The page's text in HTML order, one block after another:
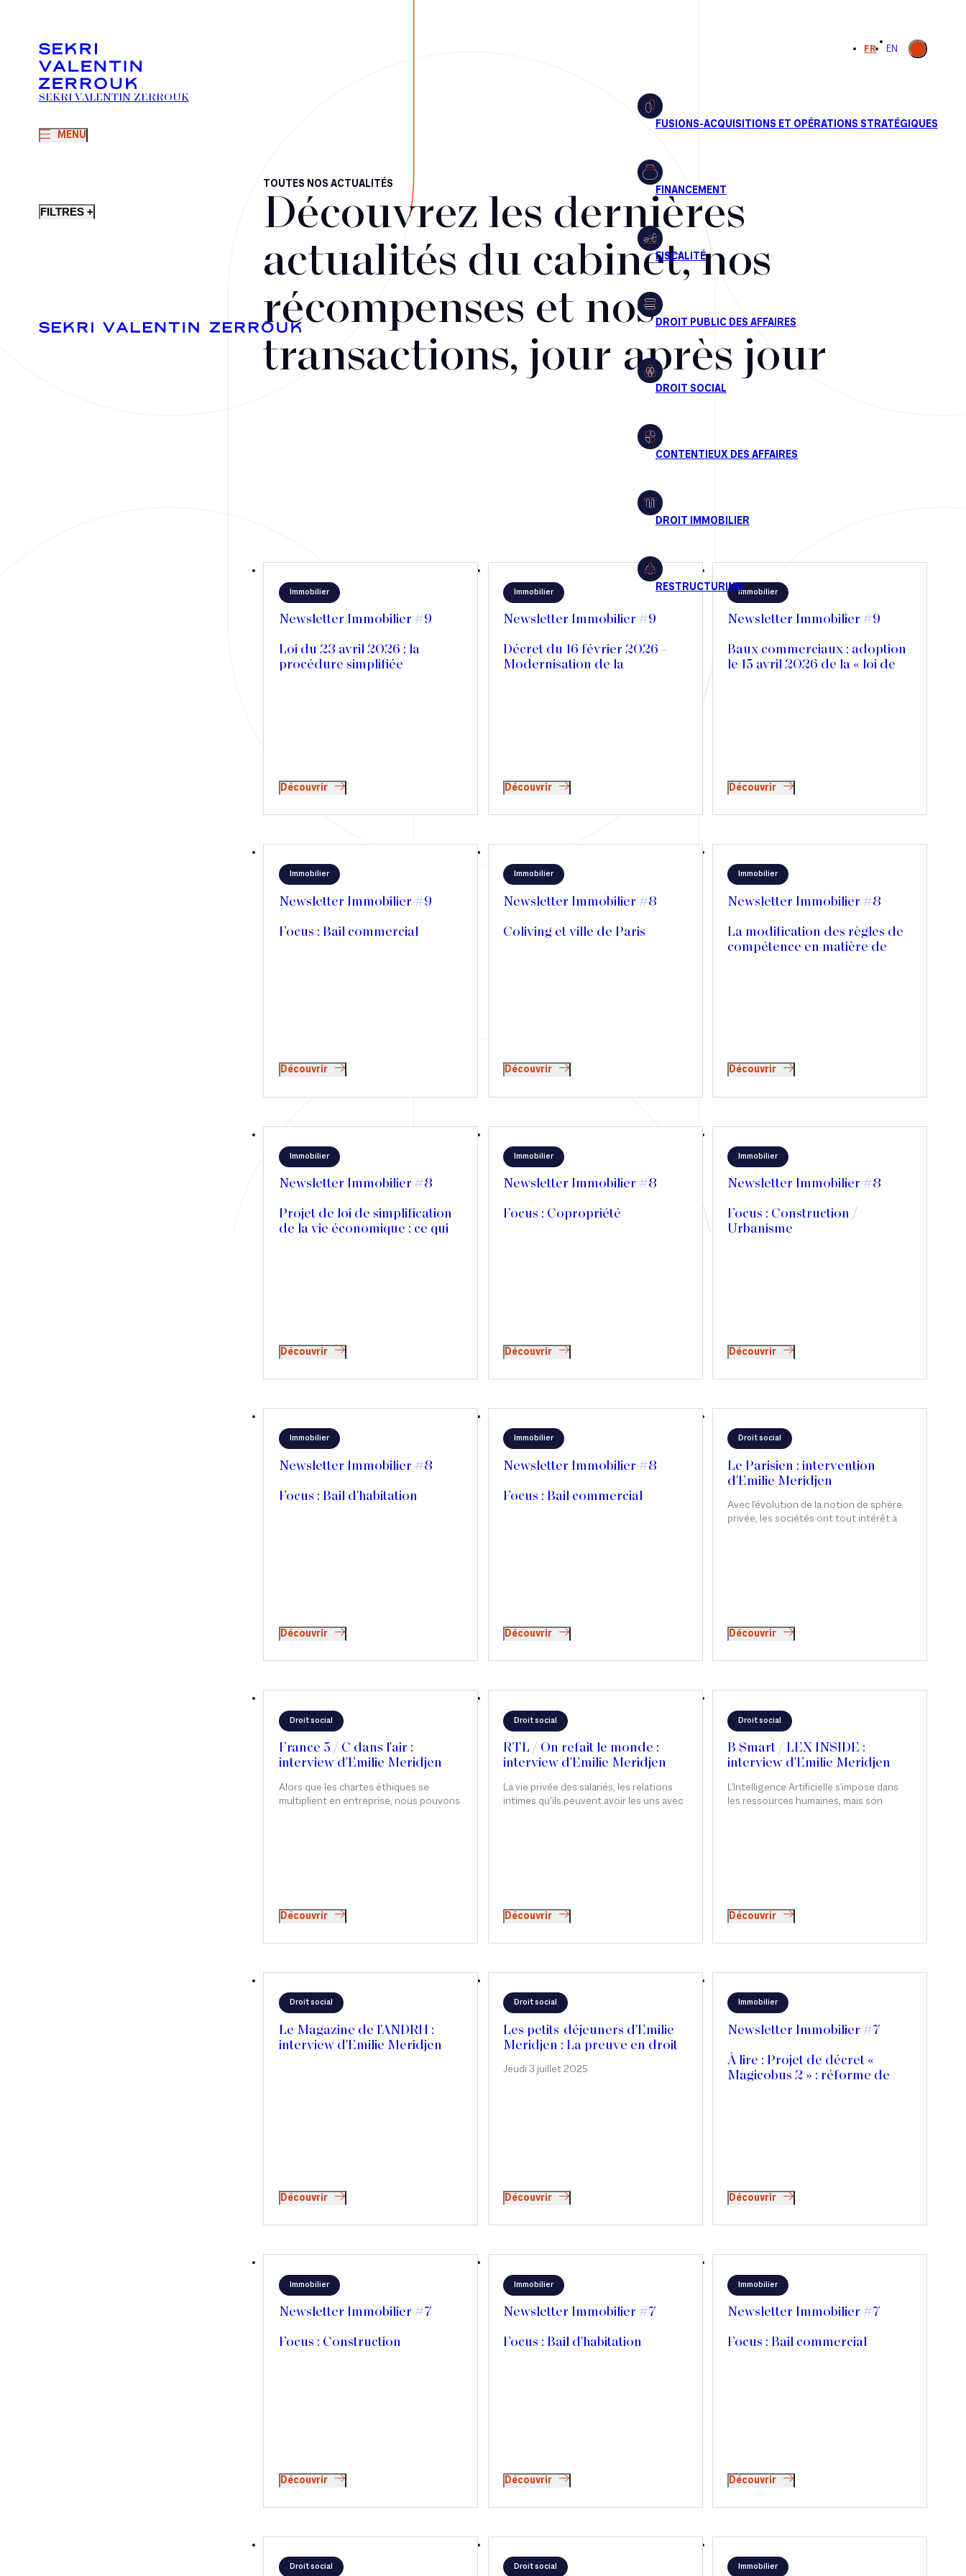
MENU
SEKRI VALENTIN ZERROUK
FR EN
Ouvrir la
recherche
FILTRES +
TOUTES NOS ACTUALITÉS
Découvrez les dernières
actualités du cabinet, nos
récompenses et nos
transactions, jour après jour
Immobilier
Newsletter Immobilier #9
Loi du 23 avril 2026 : la
procédure simplifiée
Découvrir
Immobilier
Newsletter Immobilier #9
Décret du 16 février 2026 –
Modernisation de la
Découvrir
Immobilier
Newsletter Immobilier #9
Baux commerciaux : adoption
le 15 avril 2026 de la « loi de
Découvrir
Immobilier
Newsletter Immobilier #9
Focus : Bail commercial
Découvrir
Immobilier
Newsletter Immobilier #8
Coliving et ville de Paris
Découvrir
Immobilier
Newsletter Immobilier #8
La modification des règles de
compétence en matière de
Découvrir
Immobilier
Newsletter Immobilier #8
Projet de loi de simplification
de la vie économique : ce qui
Découvrir
Immobilier
Newsletter Immobilier #8
Focus : Copropriété
Découvrir
Immobilier
Newsletter Immobilier #8
Focus : Construction /
Urbanisme
Découvrir
Immobilier
Newsletter Immobilier #8
Focus : Bail d'habitation
Découvrir
Immobilier
Newsletter Immobilier #8
Focus : Bail commercial
Découvrir
Droit social
Avec l'évolution de la notion de sphère
privée, les sociétés ont tout intérêt à
Le Parisien : intervention
d'Emilie Meridjen
Découvrir
Droit social
Alors que les chartes éthiques se
multiplient en entreprise, nous pouvons
France 5 / C dans l'air :
interview d'Emilie Meridjen
Découvrir
Droit social
La vie privée des salariés, les relations
intimes qu’ils peuvent avoir les uns avec
intimes. Émilie Meridjen intervient sur le
licenciement du directeur général de
RTL / On refait le monde :
interview d'Emilie Meridjen
Découvrir
Droit social
L'Intelligence Artificielle s'impose dans
les ressources humaines, mais son
B Smart / LEX INSIDE :
interview d'Emilie Meridjen
Découvrir
Droit social
Le Magazine de l'ANDRH :
interview d'Emilie Meridjen
Découvrir
Droit social
Jeudi 3 juillet 2025
Les petits-déjeuners d'Emilie
Meridjen : La preuve en droit
Découvrir
Immobilier
Newsletter Immobilier #7
À lire : Projet de décret «
Magicobus 2 » : réforme de
Découvrir
Immobilier
Newsletter Immobilier #7
Focus : Construction
Découvrir
Immobilier
Newsletter Immobilier #7
Focus : Bail d'habitation
Découvrir
Immobilier
Newsletter Immobilier #7
Focus : Bail commercial
Découvrir
Droit social Droit social Immobilier